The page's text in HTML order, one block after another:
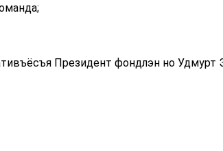
Президент фондлэн но Удмурт